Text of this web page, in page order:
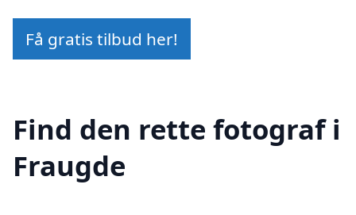
Få gratis tilbud her!
Find den rette fotograf i
Fraugde